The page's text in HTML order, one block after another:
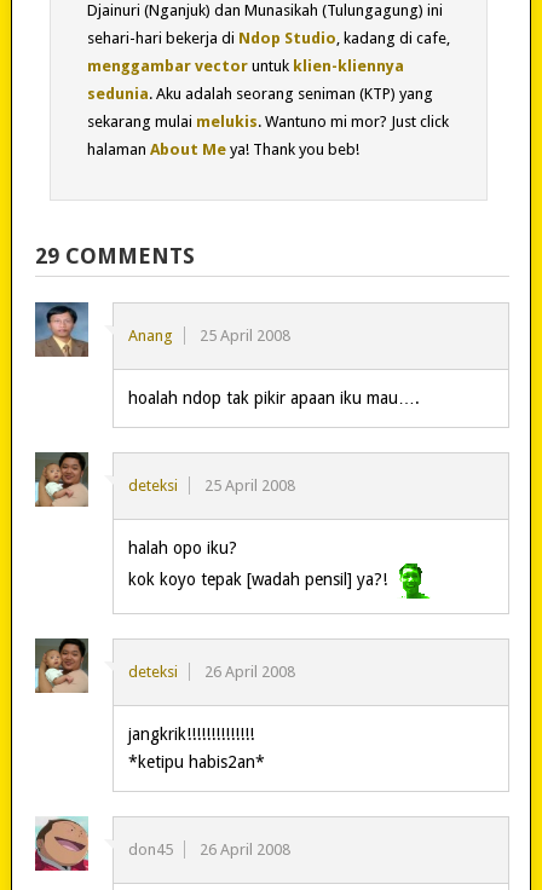
Djainuri (Nganjuk) dan Munasikah (Tulungagung) ini
sehari-hari bekerja di Ndop Studio, kadang di cafe,
menggambar vectoruntuk klien-kliennya
sedunia. Aku adalah seorang seniman (KTP) yang
sekarang mulai melukis. Wantuno mi mor? Just click
halaman About Meya! Thank you beb!
29 COMMENTS
Anang 25 April 2008
hoalah ndop tak pikir apaan iku mau….
deteksi 25 April 2008
halah opo iku?
kok koyo tepak [wadah pensil] ya?!
deteksi 26 April 2008
jangkrik!!!!!!!!!!!!!!
*ketipu habis2an*
don45 26 April 2008